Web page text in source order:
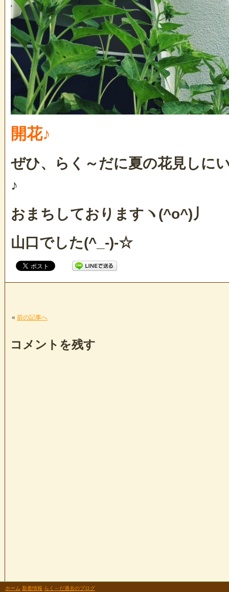
開花♪
ぜひ、らく～だに夏の花見しに
♪
おまちしておりますヽ(^o^)丿
山口でした(^_-)-☆
« 前の記事へ
コメントを残す
ホーム 新着情報 らく～だ過去のブログ